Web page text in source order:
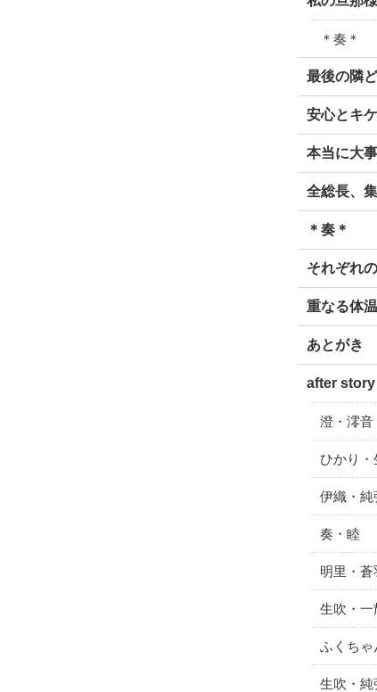
＊奏＊
最後の隣
安心とキ
本当に大
全総長、
＊奏＊
それぞれ
重なる体
あとがき
after story
澄・澪音
ひかり・
伊織・純
奏・睦
明里・蒼
生吹・一
ふくち
生吹・純